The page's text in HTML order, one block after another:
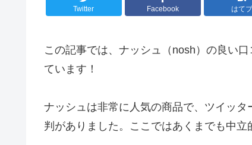
Twitter Facebook はてブ
この記事では、 ナッシュ（nosh）の良い
ています！
ナッシュは非常に人気の商品で、ツイッ
判がありました。ここではあくまでも中立